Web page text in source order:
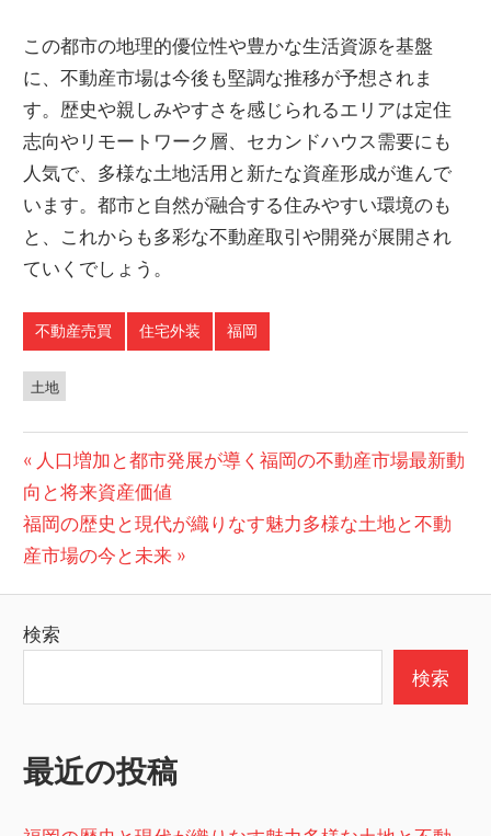
この都市の地理的優位性や豊かな生活資源を基盤
に、不動産市場は今後も堅調な推移が予想されま
す。歴史や親しみやすさを感じられるエリアは定住
志向やリモートワーク層、セカンドハウス需要にも
人気で、多様な土地活用と新たな資産形成が進んで
います。都市と自然が融合する住みやすい環境のも
と、これからも多彩な不動産取引や開発が展開され
ていくでしょう。
不動産売買 住宅外装 福岡
土地
投
稿
ナ
ビ
ゲ
ョ
前
の
投
稿:
人口増加と都市発展が導く福岡の不動産市場最新動
向と将来資産価値
次
の
福岡の歴史と現代が織りなす魅力多様な土地と不動
産市場の今と未来
検索
検索
最近の投稿